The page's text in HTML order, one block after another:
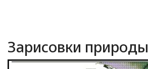
Зарисовки природы